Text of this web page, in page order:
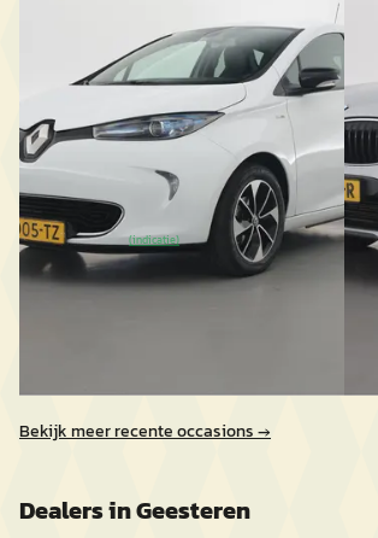
v.a. € 335/mnd
2019 · 26.043 km · Elektrisch ·
Automaat
AutoHaarhuis Geesteren· Geesteren
4,5(43)
~84% SoH(indicatie)Bekijk aanbieding
Bekijk meer recente occasions →
Dealers inGeesteren